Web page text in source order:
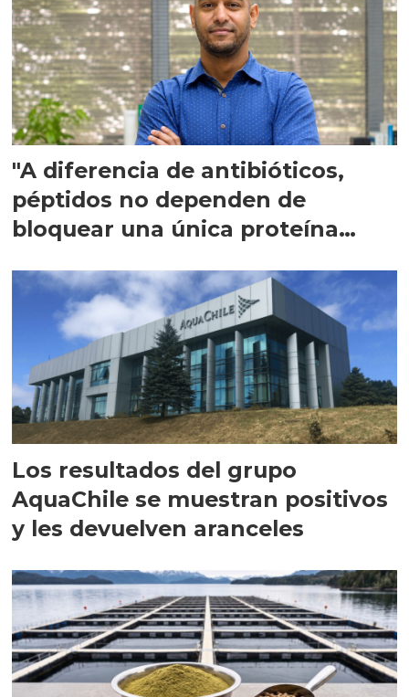
"A diferencia de antibióticos,
péptidos no dependen de
bloquear una única proteína
Los resultados del grupo
AquaChile se muestran positivos
y les devuelven aranceles